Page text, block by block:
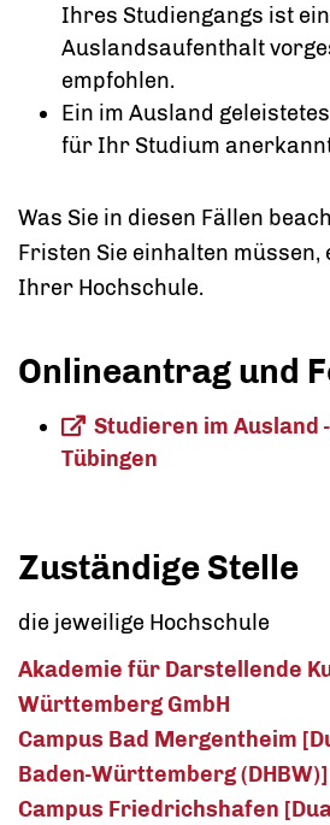
Ihres Studiengangs ist ein
Auslandsaufenthalt
empfohlen.
Ein im Ausland
für Ihr Studium
Was Sie in diesen Fällen
Fristen Sie einhalten müssen,
Ihrer Hochschule.
Onlineantrag und
Studieren im Ausland
Tübingen
Zuständige Stelle
die jeweilige Hochschule
Akademie für Darstellende
Württemberg GmbH
Campus Bad Mergentheim
Baden-Württemberg (DHBW)]
Campus Friedrichshafen